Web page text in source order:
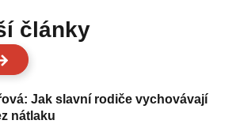
články
Jak slavní rodiče vychovávají
nátlaku